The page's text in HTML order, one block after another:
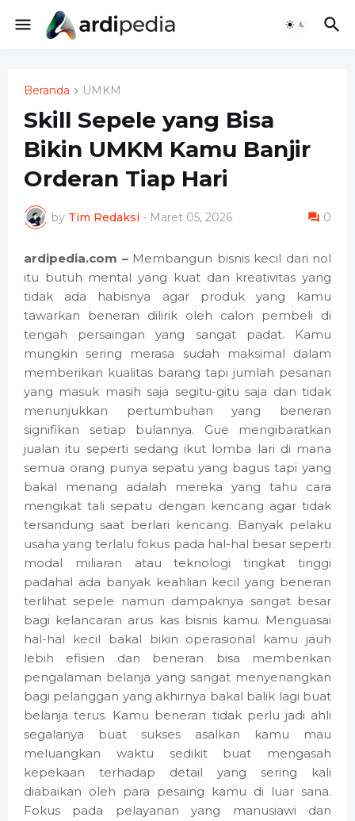
Beranda UMKM
Skill Sepele yang Bisa
Bikin UMKM Kamu Banjir
Orderan Tiap Hari
by Tim Redaksi - Maret 05, 2026 0
ardipedia.com –Membangun bisnis kecil dari nol
itu butuh mental yang kuat dan kreativitas yang
tidak ada habisnya agar produk yang kamu
tawarkan beneran dilirik oleh calon pembeli di
tengah persaingan yang sangat padat. Kamu
mungkin sering merasa sudah maksimal dalam
memberikan kualitas barang tapi jumlah pesanan
yang masuk masih saja segitu-gitu saja dan tidak
menunjukkan pertumbuhan yang beneran
signifikan setiap bulannya. Gue mengibaratkan
jualan itu seperti sedang ikut lomba lari di mana
semua orang punya sepatu yang bagus tapi yang
bakal menang adalah mereka yang tahu cara
mengikat tali sepatu dengan kencang agar tidak
tersandung saat berlari kencang. Banyak pelaku
usaha yang terlalu fokus pada hal-hal besar seperti
modal miliaran atau teknologi tingkat tinggi
padahal ada banyak keahlian kecil yang beneran
terlihat sepele namun dampaknya sangat besar
bagi kelancaran arus kas bisnis kamu. Menguasai
hal-hal kecil bakal bikin operasional kamu jauh
lebih efisien dan beneran bisa memberikan
pengalaman belanja yang sangat menyenangkan
bagi pelanggan yang akhirnya bakal balik lagi buat
belanja terus. Kamu beneran tidak perlu jadi ahli
segalanya buat sukses asalkan kamu mau
meluangkan waktu sedikit buat mengasah
kepekaan terhadap detail yang sering kali
diabaikan oleh para pesaing kamu di luar sana.
Fokus pada pelayanan yang manusiawi dan